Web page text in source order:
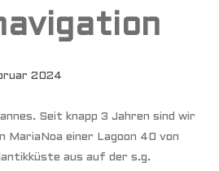
2024
Seit knapp 3 Jahren sind wir
MariaNoa einer Lagoon 40 von
aus auf der s.g.